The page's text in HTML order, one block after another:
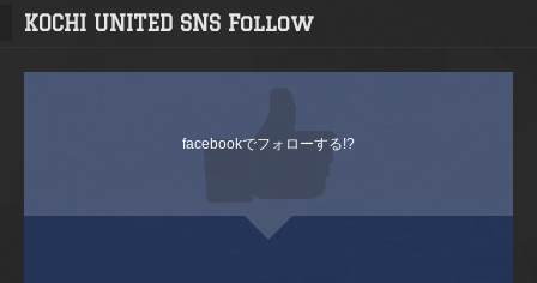
KOCHI UNITED SNS Follow
facebookでフォローする!?